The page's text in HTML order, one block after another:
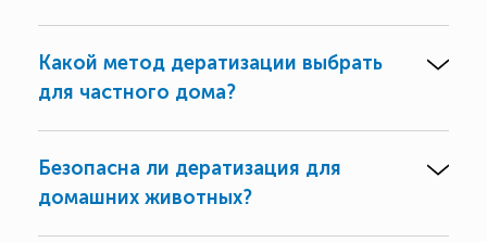
Какой метод дератизации выбрать
для частного дома?
Безопасна ли дератизация для
домашних животных?